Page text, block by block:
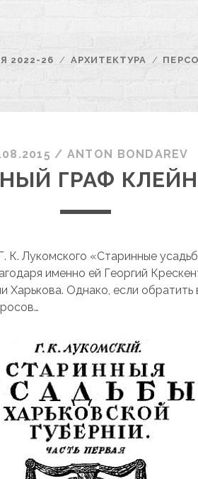
2022-26 АРХИТЕКТУРА
/ ANTON BONDAREV
ГРАФ
К. Лукомского «Старинные
именно ей Георгий
Харькова. Однако, если